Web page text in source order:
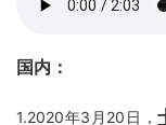
国内：
1.2020年3月20日，